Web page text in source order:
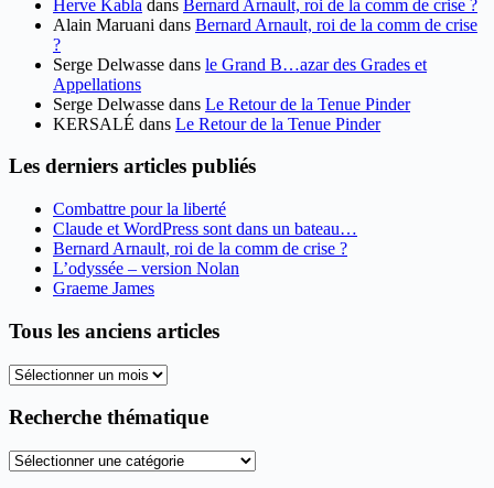
Herve Kabla dans Bernard Arnault, roi de la comm de crise ?
Alain Maruani dans Bernard Arnault, roi de la comm de crise
?
Serge Delwasse dans le Grand B…azar des Grades et
Appellations
Serge Delwasse dans Le Retour de la Tenue Pinder
KERSALÉ dans Le Retour de la Tenue Pinder
Les derniers articles publiés
Combattre pour la liberté
Claude et WordPress sont dans un bateau…
Bernard Arnault, roi de la comm de crise ?
L’odyssée – version Nolan
Graeme James
Tous les anciens articles
Tous
anciens
Recherche thématique
Recherche